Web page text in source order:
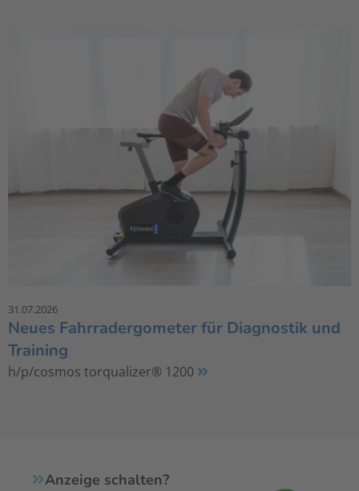
31.07.2026
Neues Fahrradergometer für Diagnostik und
Training
h/p/cosmos torqualizer® 1200
Anzeige schalten?